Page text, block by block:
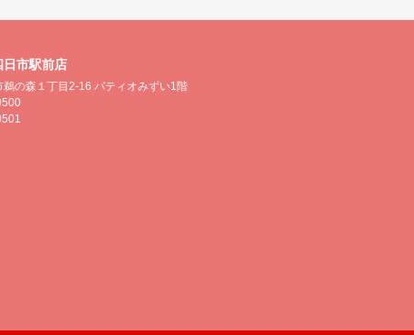
日市駅前店
鵜の森１丁目2-16 パティオみずい1階